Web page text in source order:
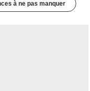
à ne pas manquer